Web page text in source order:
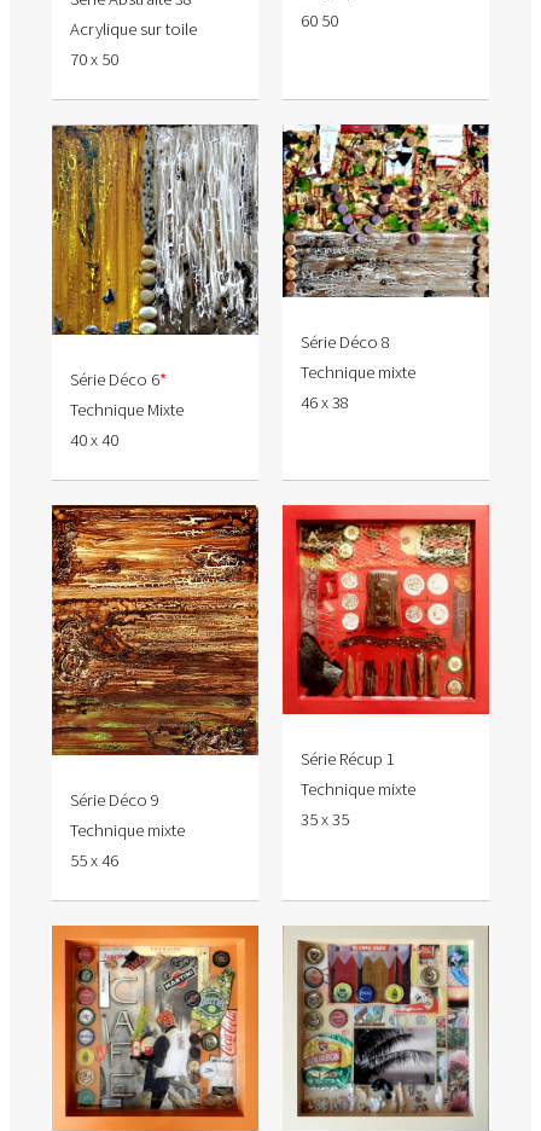
Acrylique sur toile
70 x 50
60 50
Série Déco 6*
Technique Mixte
40 x 40
Série Déco 8
Technique mixte
46 x 38
Série Déco 9
Technique mixte
55 x 46
Série Récup 1
Technique mixte
35 x 35